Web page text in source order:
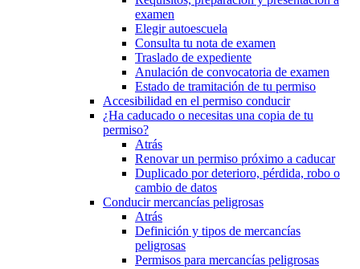
examen
Elegir autoescuela
Consulta tu nota de examen
Traslado de expediente
Anulación de convocatoria de examen
Estado de tramitación de tu permiso
Accesibilidad en el permiso conducir
¿Ha caducado o necesitas una copia de tu
permiso?
Atrás
Renovar un permiso próximo a caducar
Duplicado por deterioro, pérdida, robo o
cambio de datos
Conducir mercancías peligrosas
Atrás
Definición y tipos de mercancías
peligrosas
Permisos para mercancías peligrosas